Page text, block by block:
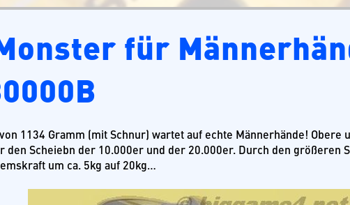
für
1134 Gramm (mit Schnur) wartet auf echte Männerhände!
den Scheiebn der 10.000er und der 20.000er. Durch den
um ca. 5kg auf 20kg…